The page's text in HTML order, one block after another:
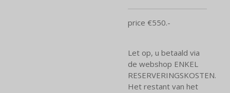
price €550.-
Let op, u betaald via
de webshop ENKEL
RESERVERINGSKOSTEN.
Het restant van het